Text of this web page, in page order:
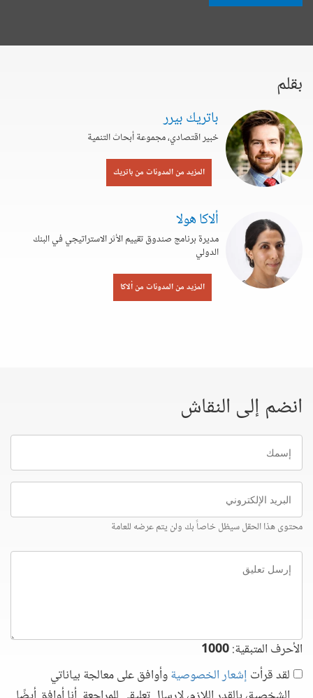
بقلم
باتريك بيرر
خبير اقتصادي، مجموعة أبحاث التنمية
المزيد من المدونات من باتريك
ألاكا هولا
مديرة برنامج صندوق تقييم الأثر الاستراتيجي في البنك
الدولي
المزيد من المدونات من ألاكا
انضم إلى النقاش
إسمك
البريد
الإلكتروني
محتوى هذا الحقل سيظل خاصاً بك ولن يتم عرضه للعامة
إرسل
تعليق
الأحرف المتبقية:1000
لقد قرأت إشعار الخصوصيةوأوافق على معالجة بياناتي